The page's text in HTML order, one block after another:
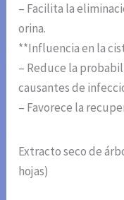
– Facilita la
orina.
**Influencia en la
– Reduce la
causantes de
– Favorece la
Extracto seco de
hojas)